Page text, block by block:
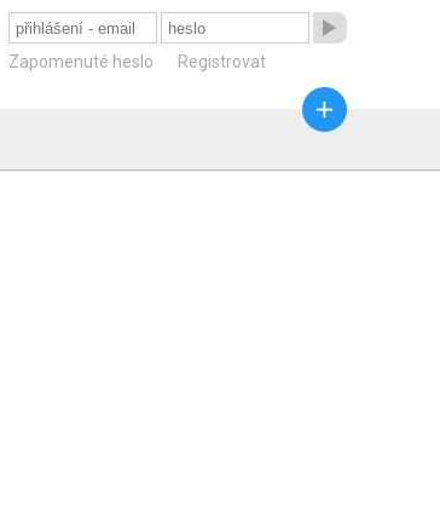

Zapomenuté heslo Registrovat
